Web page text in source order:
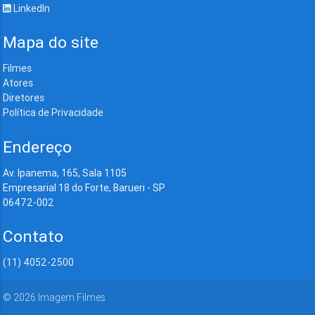
LinkedIn
Mapa do site
Filmes
Atores
Diretores
Política de Privacidade
Endereço
Av. Ipanema, 165, Sala 1105
Empresarial 18 do Forte, Barueri - SP
06472-002
Contato
(11) 4052-2500
© 2026 Imagem Filmes